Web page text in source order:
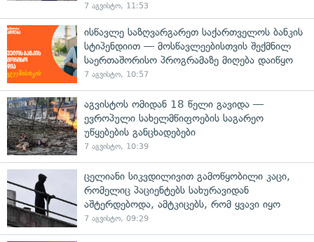
7 აგვისტო, 11:53
ისწავლე საზღვარგარეთ საქართველოს ბანკის
სტიპენდიით — მოსწავლეებისთვის შექმნილ
საერთაშორისო პროგრამაზე მიღება დაიწყო
7 აგვისტო, 10:57
აგვისტოს ომიდან 18 წელი გავიდა —
ევროპული სახელმწიფოების საგარეო
უწყებების განცხადებები
7 აგვისტო, 10:39
ცელიანი სიკვდილივით გამოწყობილი კაცი,
რომელიც პაციენტებს სახურავიდან
აშტერდებოდა, ამტკიცებს, რომ ყვავი იყო
7 აგვისტო, 09:29